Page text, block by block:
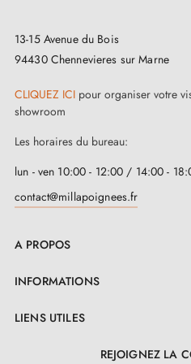
13-15 Avenue du Bois
94430 Chennevieres sur Marne
CLIQUEZ ICI pour organiser votre
showroom
Les horaires du bureau:
lun - ven 10:00 - 12:00 / 14:00 -
contact@millapoignees.fr
A PROPOS
INFORMATIONS
LIENS UTILES
REJOIGNEZ LA